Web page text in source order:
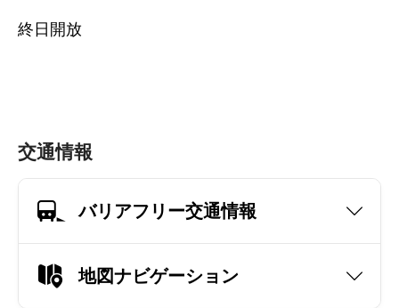
終日開放
交通情報
バリアフリー交通情報
地図ナビゲーション